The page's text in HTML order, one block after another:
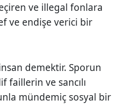
ve illegal fonlara
ve endişe verici bir
demektir. Sporun
faillerin ve sancılı
mündemiç sosyal bir